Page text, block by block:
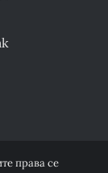
права се